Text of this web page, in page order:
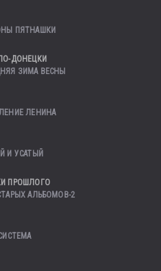
ПЯТНАШКИ
ДОНЕЦКИ
ЗИМА ВЕСНЫ
ЛЕНИНА
И УСАТЫЙ
ПРОШЛОГО
АЛЬБОМОВ-2